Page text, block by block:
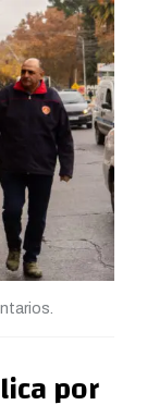
por